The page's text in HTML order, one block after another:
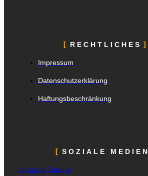
RECHTLICHES
Impressum
Datenschutzerklärung
Haftungsbeschränkung
SOZIALE MEDIEN
Instagram Youtube